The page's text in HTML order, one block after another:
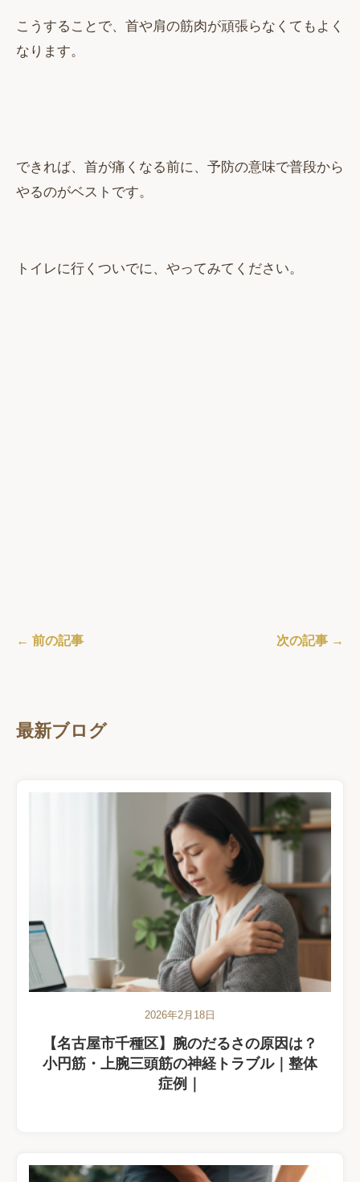
こうすることで、首や肩の筋肉が頑張らなくてもよく
なります。
できれば、首が痛くなる前に、予防の意味で普段から
やるのがベストです。
トイレに行くついでに、やってみてください。
← 前の記事 次の記事 →
最新ブログ
2026年2月18日
【名古屋市千種区】腕のだるさの原因は？
小円筋・上腕三頭筋の神経トラブル｜整体
症例｜